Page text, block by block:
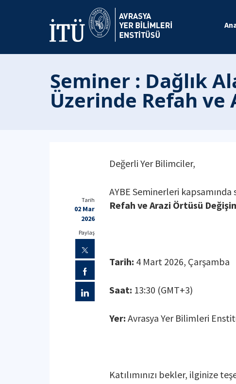
Seminer : Dağlık
Üzerinde Refah
Değerli Yer Bilimciler,
AYBE Seminerleri kapsamında
Refah ve Arazi Örtüsü
Tarih: 4 Mart 2026, Çarşamba
Saat: 13:30 (GMT+3)
Yer: Avrasya Yer Bilimleri
Katılımınızı bekler, ilginize
Tarih
02 Mar
2026
Paylaş